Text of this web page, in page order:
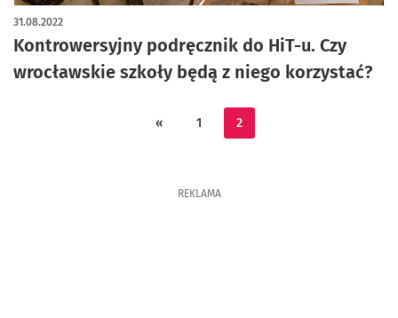
Kontrowersyjny podręcznik do HiT-u. Czy
wrocławskie szkoły będą z niego korzystać?
31.08.2022
« 1 2
REKLAMA